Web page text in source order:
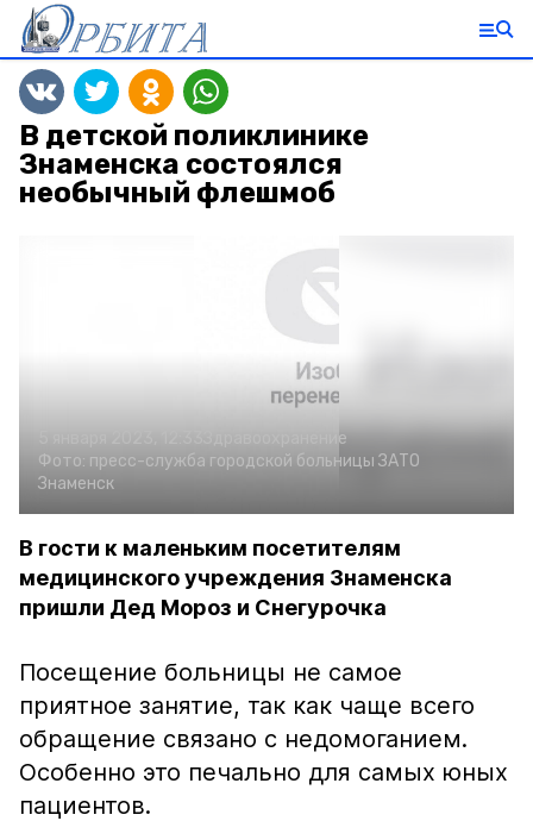
В детской поликлинике
Знаменска состоялся
необычный флешмоб
Здравоохранение
Фото: пресс-служба городской больницы ЗАТО
Знаменск
В гости к маленьким посетителям
медицинского учреждения Знаменска
пришли Дед Мороз и Снегурочка
Посещение больницы не самое
приятное занятие, так как чаще всего
обращение связано с недомоганием.
Особенно это печально для самых юных
пациентов.